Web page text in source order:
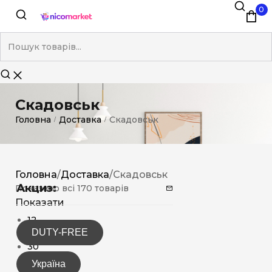
0
Скадовськ
Головна / Доставка / Скадовськ
Акциз:
DUTY-FREE
Україна
Головна/Доставка/Скадовськ
Показано всі 170 товарів
Показати
12
15
30